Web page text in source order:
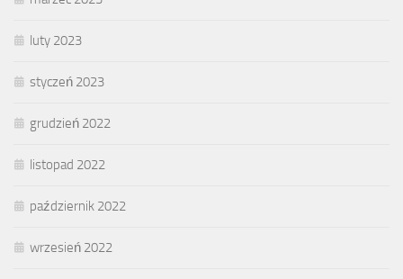
luty 2023
styczeń 2023
grudzień 2022
listopad 2022
październik 2022
wrzesień 2022